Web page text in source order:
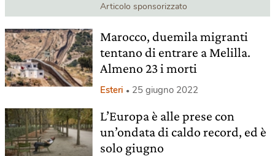
Articolo sponsorizzato
Marocco, duemila migranti
tentano di entrare a Melilla.
Almeno 23 i morti
Esteri 25 giugno 2022
L’Europa è alle prese con
un’ondata di caldo record, ed è
solo giugno